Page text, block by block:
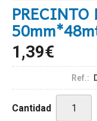
1,39€
Ref.:
Cantidad